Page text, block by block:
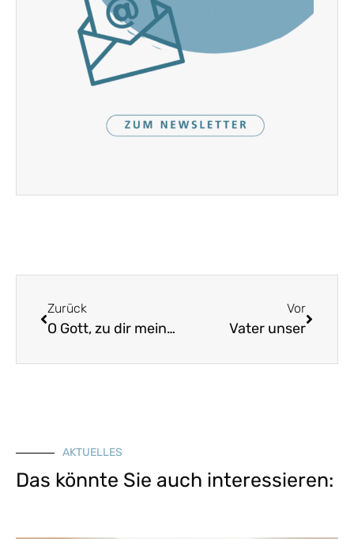
Zurück
O Gott, zu dir mein Herz erwacht
Vor
Vater unser
AKTUELLES
Das könnte Sie auch interessieren: